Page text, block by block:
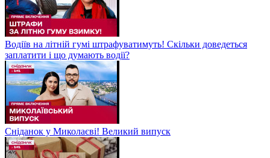
Водіїв на літній гумі штрафуватимуть! Скільки доведеться
заплатити і що думають водії?
Сніданок у Миколаєві! Великий випуск